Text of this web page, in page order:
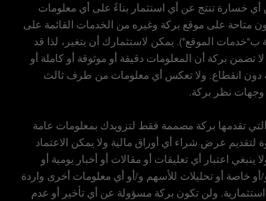
خسارة تنتج عن أي استثمار بناءً على أي معلومات
متاحة على موقع بركة وغيره من الخدمات القائمة على
ب"خدمات الموقع"). يمكن لاستثمارك أن يتغير، لذا قد
تضمن بركة أن المعلومات دقيقة أو موثوقة أو كاملة أو
دون انقطاع. ولا تعكس أي معلومات من طرف ثالث
تقدمها بركة مصممة فقط لتزويدك بمعلومات عامة
لتقديم عرض شراء أي أوراق مالية ولا يمكن الاعتماد
ينبغي اعتبار أي تعليقات أو مقالات أو أخبار يومية أو
خاصة أو تحليلات للأسهم و/أو أي معلومات أخرى واردة
ولن تكون بركة مسؤولة عن أي تأخير أو عدم